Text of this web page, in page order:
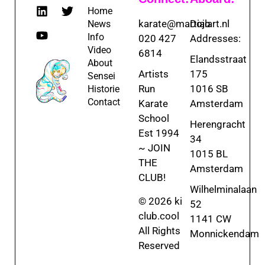
Home
News
Info
Video
About
Sensei
Historie
Contact
karate@martialart.nl
020 427
6814
Artists
Run
Karate
School
Est 1994
~ JOIN
THE
CLUB!
© 2026 ki
club.cool
All Rights
Reserved
Dojo
Addresses:
Elandsstraat
175
1016 SB
Amsterdam
Herengracht
34
1015 BL
Amsterdam
Wilhelminalaan
52
1141 CW
Monnickendam